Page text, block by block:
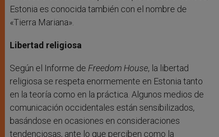
Estonia es conocida también con el nombre de
«Tierra Mariana».
Libertad religiosa
Según el Informe de Freedom House, la libertad
religiosa se respeta enormemente en Estonia tanto
en la teoría como en la práctica. Algunos medios de
comunicación occidentales están sensibilizados,
basándose en ocasiones en consideraciones
tendenciosas, ante lo que perciben como la